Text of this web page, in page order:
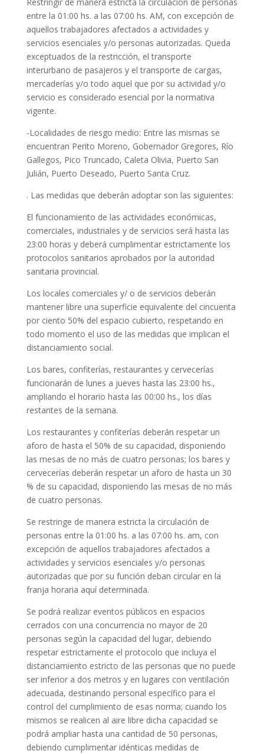
Restringir de manera estricta la circulación de personas
entre la 01:00 hs. a las 07:00 hs. AM, con excepción de
aquellos trabajadores afectados a actividades y
servicios esenciales y/o personas autorizadas. Queda
exceptuados de la restricción, el transporte
interurbano de pasajeros y el transporte de cargas,
mercaderías y/o todo aquel que por su actividad y/o
servicio es considerado esencial por la normativa
vigente.
-Localidades de riesgo medio: Entre las mismas se
encuentran Perito Moreno, Gobernador Gregores, Río
Gallegos, Pico Truncado, Caleta Olivia, Puerto San
Julián, Puerto Deseado, Puerto Santa Cruz.
. Las medidas que deberán adoptar son las siguientes:
El funcionamiento de las actividades económicas,
comerciales, industriales y de servicios será hasta las
23:00 horas y deberá cumplimentar estrictamente los
protocolos sanitarios aprobados por la autoridad
sanitaria provincial.
Los locales comerciales y/ o de servicios deberán
mantener libre una superficie equivalente del cincuenta
por ciento 50% del espacio cubierto, respetando en
todo momento el uso de las medidas que implican el
distanciamiento social.
Los bares, confiterías, restaurantes y cervecerías
funcionarán de lunes a jueves hasta las 23:00 hs.,
ampliando el horario hasta las 00:00 hs., los días
restantes de la semana.
Los restaurantes y confiterías deberán respetar un
aforo de hasta el 50% de su capacidad, disponiendo
las mesas de no más de cuatro personas; los bares y
cervecerías deberán respetar un aforo de hasta un 30
% de su capacidad, disponiendo las mesas de no más
de cuatro personas.
Se restringe de manera estricta la circulación de
personas entre la 01:00 hs. a las 07:00 hs. am, con
excepción de aquellos trabajadores afectados a
actividades y servicios esenciales y/o personas
autorizadas que por su función deban circular en la
franja horaria aquí determinada.
Se podrá realizar eventos públicos en espacios
cerrados con una concurrencia no mayor de 20
personas según la capacidad del lugar, debiendo
respetar estrictamente el protocolo que incluya el
distanciamiento estricto de las personas que no puede
ser inferior a dos metros y en lugares con ventilación
adecuada, destinando personal específico para el
control del cumplimiento de esas norma; cuando los
mismos se realicen al aire libre dicha capacidad se
podrá ampliar hasta una cantidad de 50 personas,
debiendo cumplimentar idénticas medidas de